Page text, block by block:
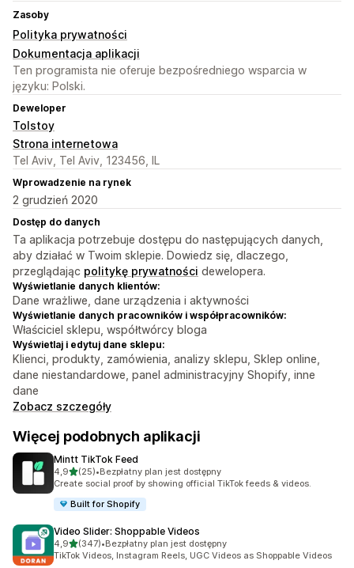
Zasoby
Polityka prywatności
Dokumentacja aplikacji
Ten programista nie oferuje bezpośredniego wsparcia w
języku: Polski.
Deweloper
Tolstoy
Strona internetowa
Tel Aviv, Tel Aviv, 123456, IL
Wprowadzenie na rynek
2 grudzień 2020
Dostęp do danych
Ta aplikacja potrzebuje dostępu do następujących danych,
aby działać w Twoim sklepie. Dowiedz się, dlaczego,
przeglądając politykę prywatności dewelopera.
Wyświetlanie danych klientów:
Dane wrażliwe, dane urządzenia i aktywności
Wyświetlanie danych pracowników i współpracowników:
Właściciel sklepu, współtwórcy bloga
Wyświetlaj i edytuj dane sklepu:
Klienci, produkty, zamówienia, analizy sklepu, Sklep online,
dane niestandardowe, panel administracyjny Shopify, inne
dane
Zobacz szczegóły
Więcej podobnych aplikacji
Mintt TikTok Feed
4,9na 5 gwiazdek
(25)
Łączna liczba recenzji: 25
•Bezpłatny plan jest dostępny
Create social proof by showing official TikTok feeds & videos.
Built for Shopify
Video Slider: Shoppable Videos
4,9na 5 gwiazdek
(347)
Łączna liczba recenzji: 347
•Bezpłatny plan jest dostępny
TikTok Videos, Instagram Reels, UGC Videos as Shoppable Videos